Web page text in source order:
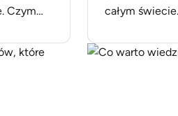
Czym
całym
znacznie